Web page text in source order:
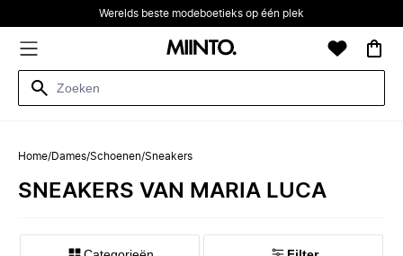
Werelds beste modeboetieks op één plek
Home/Dames/Schoenen/Sneakers
SNEAKERS VAN MARIA LUCA